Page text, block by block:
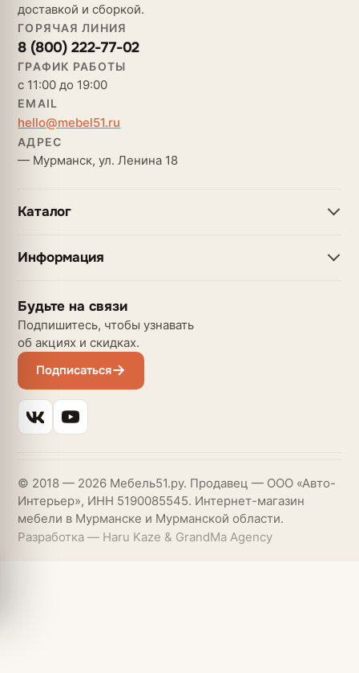
доставкой и сборкой.
ГОРЯЧАЯ ЛИНИЯ
8 (800) 222-77-02
ГРАФИК РАБОТЫ
с 11:00 до 19:00
EMAIL
hello@mebel51.ru
АДРЕС
— Мурманск, ул. Ленина 18
Каталог
Информация
Будьте на связи
Подпишитесь, чтобы узнавать
об акциях и скидках.
Подписаться
© 2018 — 2026 Мебель51.ру. Продавец — ООО «Авто-
Интерьер», ИНН 5190085545. Интернет-магазин
мебели в Мурманске и Мурманской области.
Разработка — Haru Kaze & GrandMa Agency